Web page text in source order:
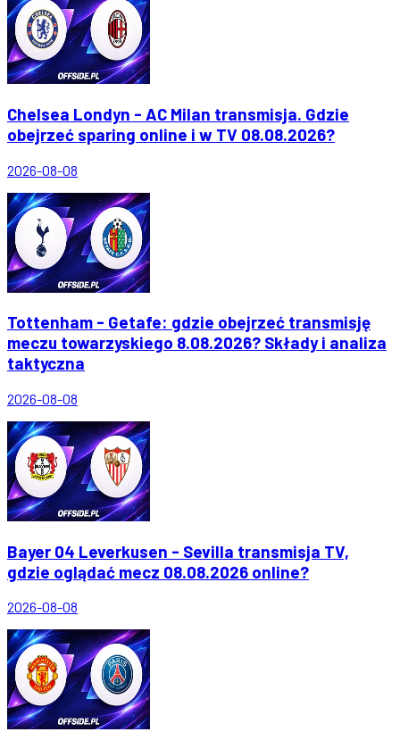
Chelsea Londyn - AC Milan transmisja. Gdzie
obejrzeć sparing online i w TV 08.08.2026?
2026-08-08
Tottenham - Getafe: gdzie obejrzeć transmisję
meczu towarzyskiego 8.08.2026? Składy i analiza
taktyczna
2026-08-08
Bayer 04 Leverkusen - Sevilla transmisja TV,
gdzie oglądać mecz 08.08.2026 online?
2026-08-08